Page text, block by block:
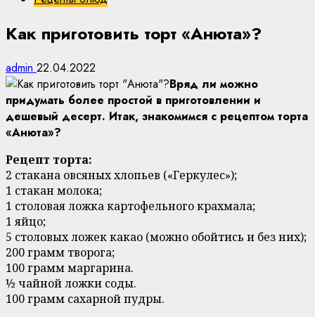
Как приготовить торт «Анюта»?
admin 22.04.2022
Вряд ли можно
придумать более простой в приготовлении и
дешевый десерт. Итак, знакомимся с рецептом торта
«Анюта»?
Рецепт торта:
2 стакана овсяных хлопьев («Геркулес»);
1 стакан молока;
1 столовая ложка картофельного крахмала;
1 яйцо;
5 столовых ложек какао (можно обойтись и без них);
200 грамм творога;
100 грамм маргарина.
½ чайной ложки соды.
100 грамм сахарной пудры.